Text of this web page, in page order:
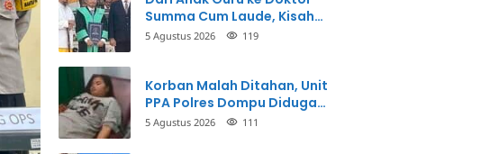
Summa Cum Laude, Kisah
Taman Firdaus Menginspirasi
5 Agustus 2026 119
Korban Malah Ditahan, Unit
PPA Polres Dompu Diduga
Balikkan Fakta Kasus
5 Agustus 2026 111